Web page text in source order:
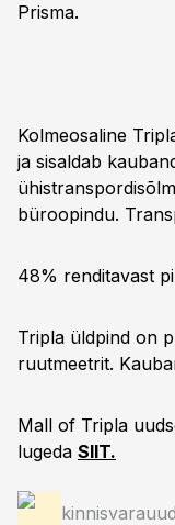
Prisma.
Kolmeosaline
ja sisaldab
büroopindu.
48% renditavast
Tripla üldpind on
ruutmeetrit.
Mall of Tripla
lugeda SIIT.